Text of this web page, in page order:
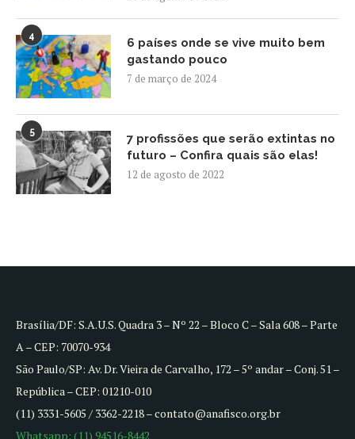
4
6 países onde se vive muito bem
gastando pouco
7 de março de 2024
5
7 profissões que serão extintas no
futuro – Confira quais são elas!
12 de agosto de 2022
Brasília/DF: S.A.U.S. Quadra 3 – Nº 22 – Bloco C – Sala 608 – Parte
A – CEP: 70070-934
São Paulo/SP: Av. Dr. Vieira de Carvalho, 172 – 5º andar – Conj. 51 –
República – CEP: 01210-010
(11) 3331-5605 / 3362-2218 – contato@anafisco.org.br
Whatsapp: (11) 94516-8442